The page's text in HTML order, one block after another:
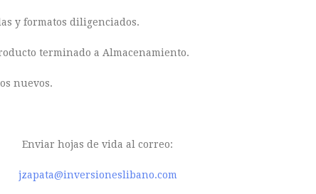
y formatos diligenciados.
terminado a Almacenamiento.
nuevos.
Enviar hojas de vida al correo:
jzapata@inversioneslibano.com